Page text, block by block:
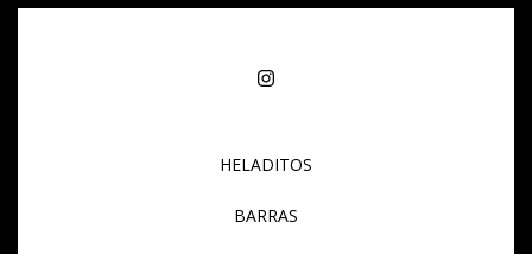
HELADITOS
BARRAS